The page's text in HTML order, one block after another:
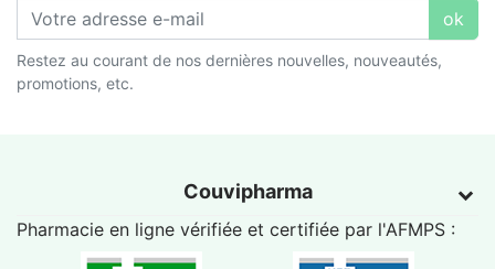
ok
Restez au courant de nos dernières nouvelles, nouveautés,
promotions, etc.
Couvipharma
Pharmacie en ligne vérifiée et certifiée par l'AFMPS :